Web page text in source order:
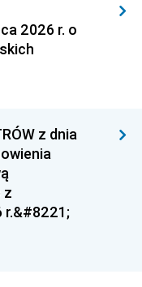
2026 r. o
z dnia
z
r.&#8221;